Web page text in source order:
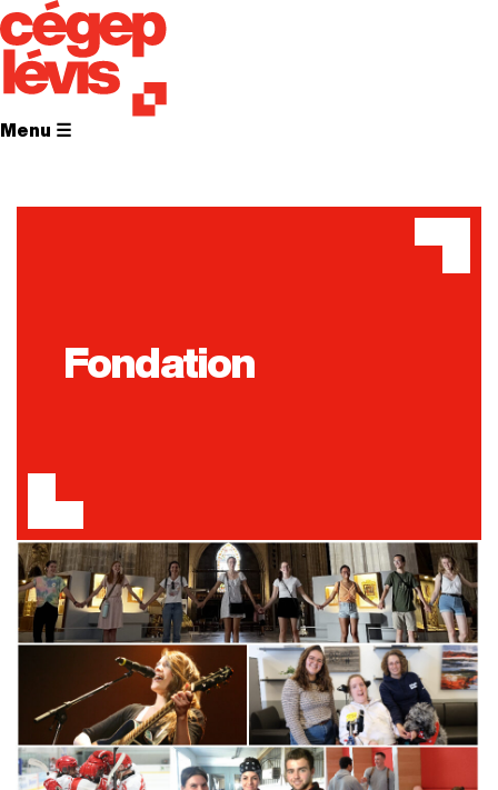
Menu ☰
Fondation